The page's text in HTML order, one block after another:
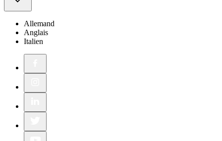
Allemand
Anglais
Italien